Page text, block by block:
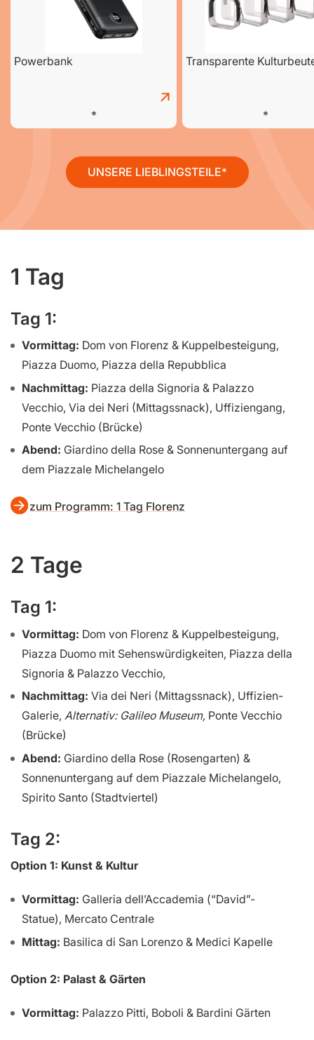
Powerbank Transparente
UNSERE LIEBLINGSTEILE
1 Tag
Tag 1:
Vormittag: Dom von Florenz & Kuppelbesteigung,
Piazza Duomo, Piazza della Repubblica
Nachmittag: Piazza della Signoria & Palazzo
Vecchio, Via dei Neri (Mittagssnack), Uffiziengang,
Ponte Vecchio (Brücke)
Abend: Giardino della Rose & Sonnenuntergang auf
dem Piazzale Michelangelo
zum Programm: 1 Tag Florenz
2 Tage
Tag 1:
Vormittag: Dom von Florenz & Kuppelbesteigung,
Piazza Duomo mit Sehenswürdigkeiten, Piazza della
Signoria & Palazzo Vecchio,
Nachmittag: Via dei Neri (Mittagssnack), Uffizien-
Galerie, Alternativ: Galileo Museum, Ponte Vecchio
(Brücke)
Abend: Giardino della Rose (Rosengarten) &
Sonnenuntergang auf dem Piazzale Michelangelo,
Spirito Santo (Stadtviertel)
Tag 2:
Option 1: Kunst & Kultur
Vormittag: Galleria dell’Accademia (“David”-
Statue), Mercato Centrale
Mittag: Basilica di San Lorenzo & Medici Kapelle
Option 2: Palast & Gärten
Vormittag: Palazzo Pitti, Boboli & Bardini Gärten